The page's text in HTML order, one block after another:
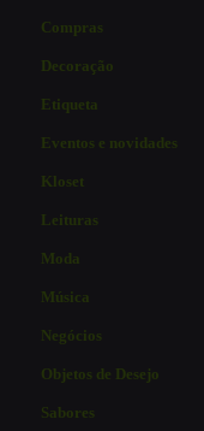
Compras
Decoração
Etiqueta
Eventos e novidades
Kloset
Leituras
Moda
Música
Negócios
Objetos de Desejo
Sabores